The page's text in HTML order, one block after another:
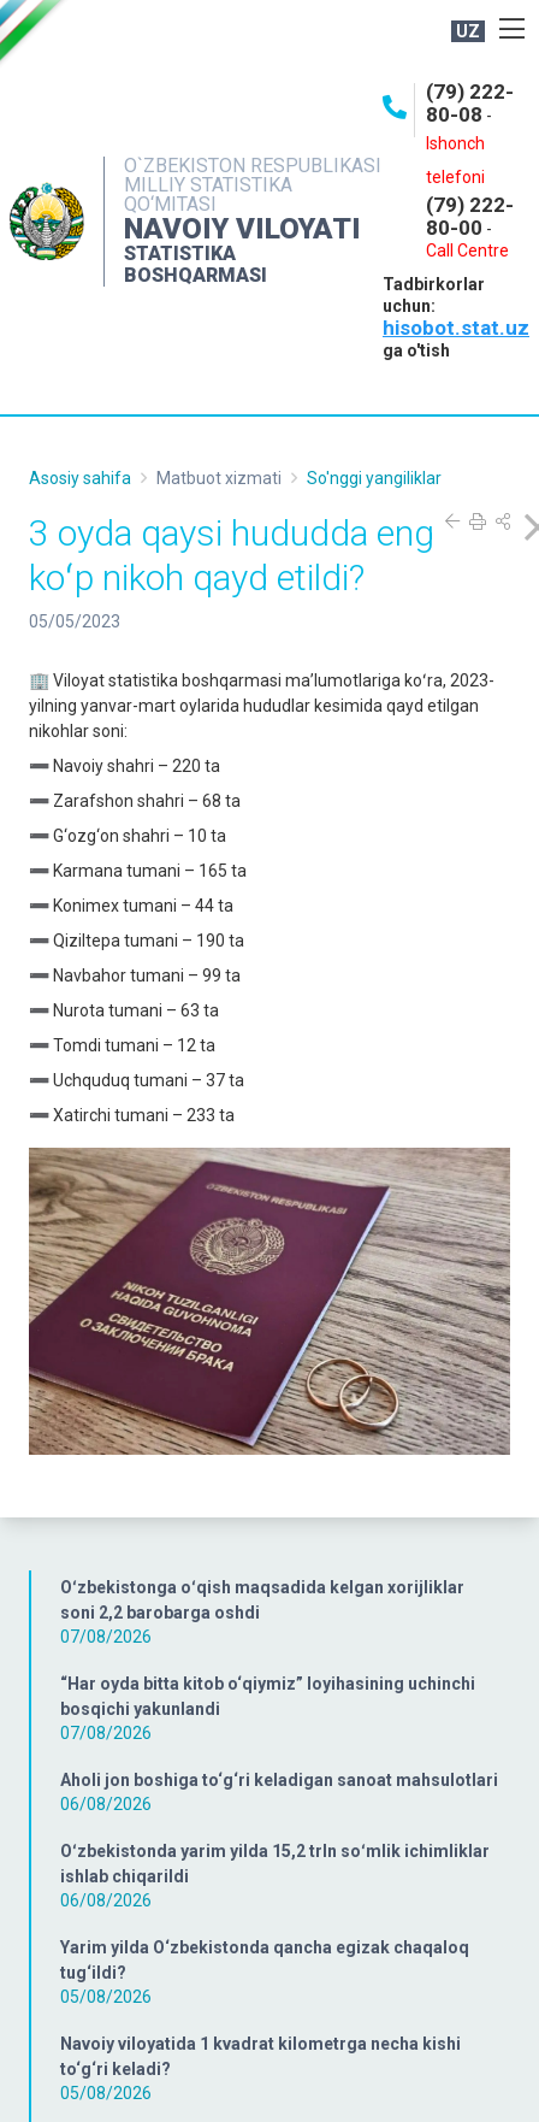
UZ
O`ZBEKISTON RESPUBLIKASI
MILLIY STATISTIKA
QO‘MITASI
NAVOIY VILOYATI
STATISTIKA
BOSHQARMASI
(79) 222-
80-08 -
Ishonch
telefoni
(79) 222-
80-00 -
Call Centre
Tadbirkorlar
uchun:
hisobot.stat.uz
ga o'tish
OCHIQ MA'LUMOTLAR
INTERAKTIV XIZMATLAR
MUROJAATLAR
Oʻzbekistonga oʻqish maqsadida kelgan xorijliklar
soni 2,2 barobarga oshdi
07/08/2026
“Har oyda bitta kitob o‘qiymiz” loyihasining uchinchi
bosqichi yakunlandi
07/08/2026
Aholi jon boshiga to‘g‘ri keladigan sanoat mahsulotlari
06/08/2026
Oʻzbekistonda yarim yilda 15,2 trln soʻmlik ichimliklar
ishlab chiqarildi
06/08/2026
Yarim yilda O‘zbekistonda qancha egizak chaqaloq
tug‘ildi?
05/08/2026
Navoiy viloyatida 1 kvadrat kilometrga necha kishi
to‘g‘ri keladi?
05/08/2026
Asosiy sahifa Matbuot xizmati So'nggi yangiliklar
3 oyda qaysi hududda eng
koʻp nikoh qayd etildi?
05/05/2023
🏢 Viloyat statistika boshqarmasi maʼlumotlariga koʻra, 2023-
yilning yanvar-mart oylarida hududlar kesimida qayd etilgan
nikohlar soni:
➖ Navoiy shahri – 220 ta
➖ Zarafshon shahri – 68 ta
➖ G‘ozg‘on shahri – 10 ta
➖ Karmana tumani – 165 ta
➖ Konimex tumani – 44 ta
➖ Qiziltepa tumani – 190 ta
➖ Navbahor tumani – 99 ta
➖ Nurota tumani – 63 ta
➖ Tomdi tumani – 12 ta
➖ Uchquduq tumani – 37 ta
➖ Xatirchi tumani – 233 ta